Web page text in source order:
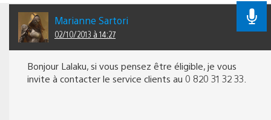
Marianne Sartori
02/10/2013 à 14:27
Bonjour Lalaku, si vous pensez être éligible, je vous
invite à contacter le service clients au 0 820 31 32 33.